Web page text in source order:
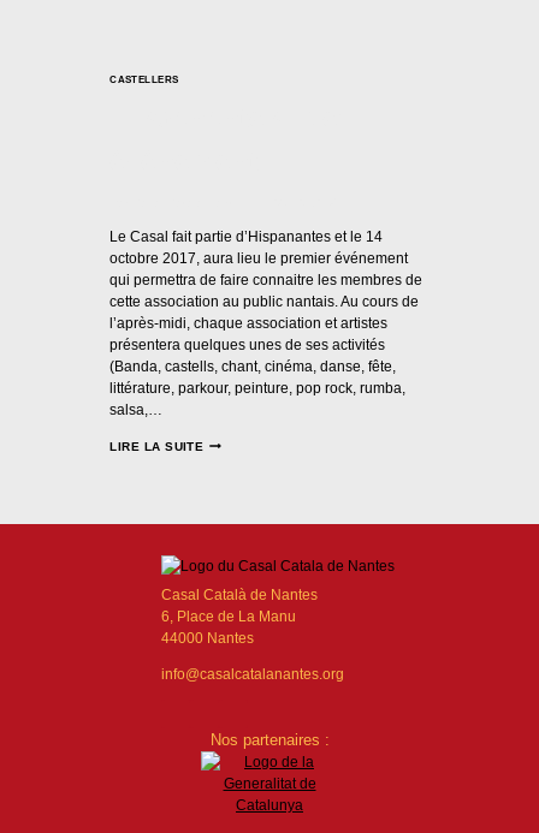
CASTELLERS
Le Casal fait partie d’Hispanantes et le 14
octobre 2017, aura lieu le premier événement
qui permettra de faire connaitre les membres de
cette association au public nantais. Au cours de
l’après-midi, chaque association et artistes
présentera quelques unes de ses activités
(Banda, castells, chant, cinéma, danse, fête,
littérature, parkour, peinture, pop rock, rumba,
salsa,…
LIRE LA SUITE
Casal Català de Nantes
6, Place de La Manu
44000 Nantes
info@casalcatalanantes.org
Nos partenaires :